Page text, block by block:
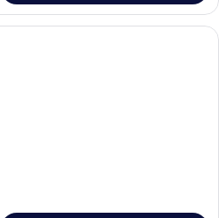
Kamar Eksekutif (King ) | Minibar,